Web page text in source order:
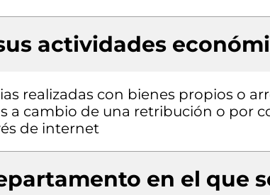
actividades
realizadas con bienes propios o
a cambio de una retribución o por
de internet
en el que